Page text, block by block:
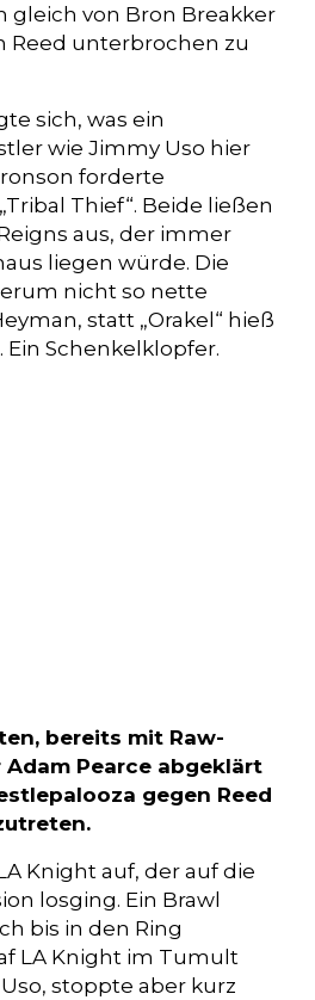
gleich von Bron Breakker
Reed unterbrochen zu
sich, was ein
wie Jimmy Uso hier
forderte
Thief“. Beide ließen
aus, der immer
liegen würde. Die
nicht so nette
statt „Orakel“ hieß
Ein Schenkelklopfer.
bereits mit Raw-
Adam Pearce abgeklärt
gegen Reed
Knight auf, der auf die
losging. Ein Brawl
bis in den Ring
LA Knight im Tumult
stoppte aber kurz